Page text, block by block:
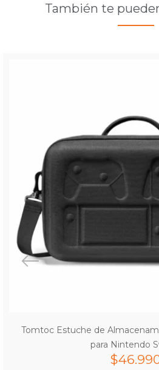
También te
Tomtoc Estuche de
para Nintendo
$